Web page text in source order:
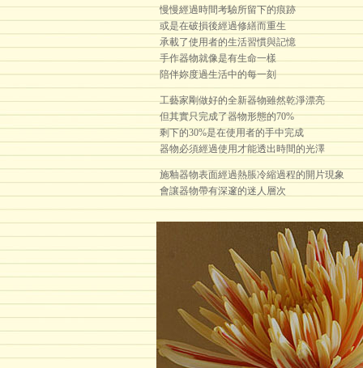
慢慢經過時間考驗所留下的痕跡
或是在破損後經過修繕而重生
承載了使用者的生活習慣與記憶
手作器物就像是有生命一樣
陪伴妳度過生活中的每一刻
工藝家剛做好的全新器物雖然乾淨漂亮
但其實只完成了器物形態的70%
剩下的30%是在使用者的手中完成
器物必須經過使用才能透出時間的光澤
施釉器物表面經過熱脹冷縮過程的開片現象
會讓器物帶有深邃的迷人層次